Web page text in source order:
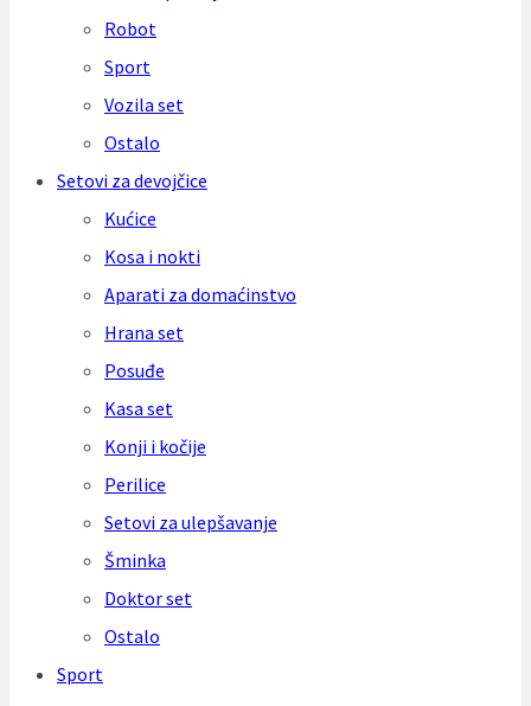
Robot
Sport
Vozila set
Ostalo
Setovi za devojčice
Kućice
Kosa i nokti
Aparati za domaćinstvo
Hrana set
Posuđe
Kasa set
Konji i kočije
Perilice
Setovi za ulepšavanje
Šminka
Doktor set
Ostalo
Sport